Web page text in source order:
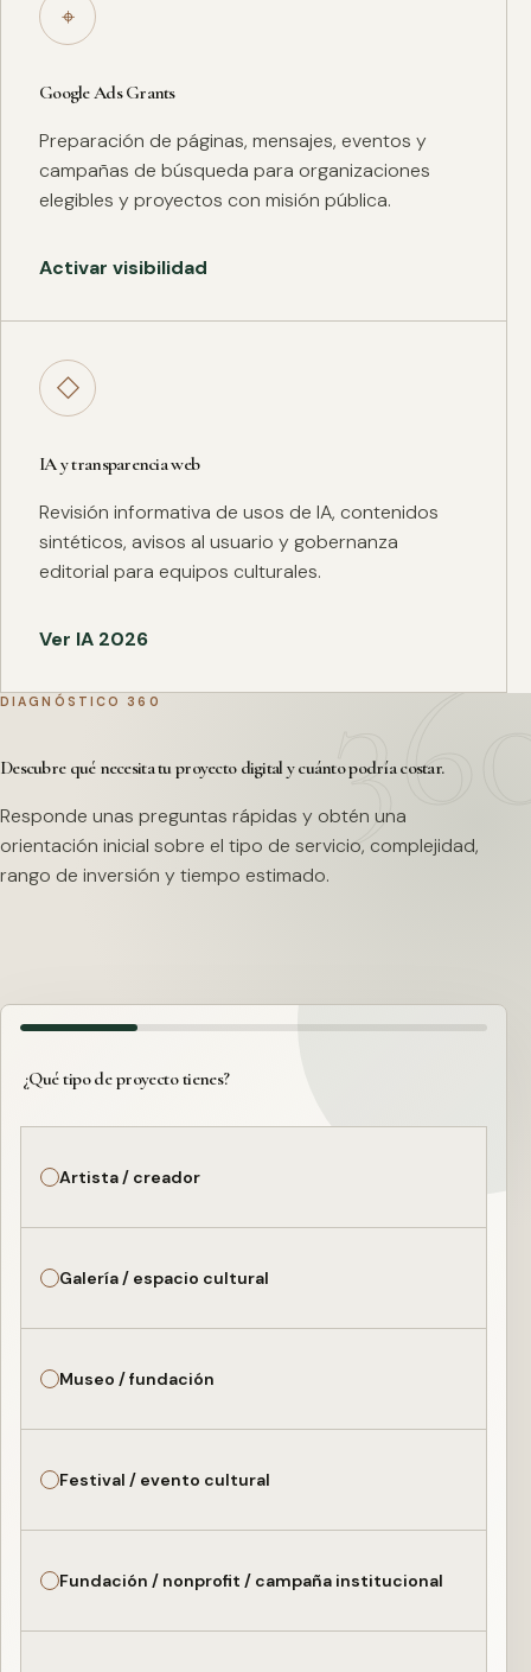
⌖
Google Ads Grants
Preparación de páginas, mensajes, eventos y
campañas de búsqueda para organizaciones
elegibles y proyectos con misión pública.
Activar visibilidad
◇
IA y transparencia web
Revisión informativa de usos de IA, contenidos
sintéticos, avisos al usuario y gobernanza
editorial para equipos culturales.
Ver IA 2026
DIAGNÓSTICO 360
Descubre qué necesita tu proyecto digital y cuánto podría costar.
Responde unas preguntas rápidas y obtén una
orientación inicial sobre el tipo de servicio, complejidad,
rango de inversión y tiempo estimado.
¿Qué tipo de proyecto tienes?
Artista / creador
Galería / espacio cultural
Museo / fundación
Festival / evento cultural
Fundación / nonprofit / campaña institucional